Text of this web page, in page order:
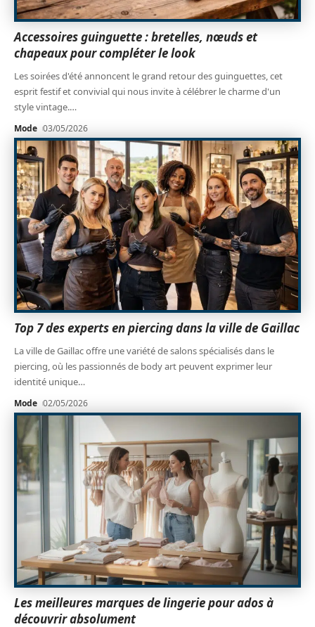
Accessoires guinguette : bretelles, nœuds et
chapeaux pour compléter le look
Les soirées d'été annoncent le grand retour des guinguettes, cet
esprit festif et convivial qui nous invite à célébrer le charme d'un
style vintage.…
Mode 03/05/2026
Top 7 des experts en piercing dans la ville de Gaillac
La ville de Gaillac offre une variété de salons spécialisés dans le
piercing, où les passionnés de body art peuvent exprimer leur
identité unique…
Mode 02/05/2026
Les meilleures marques de lingerie pour ados à
découvrir absolument